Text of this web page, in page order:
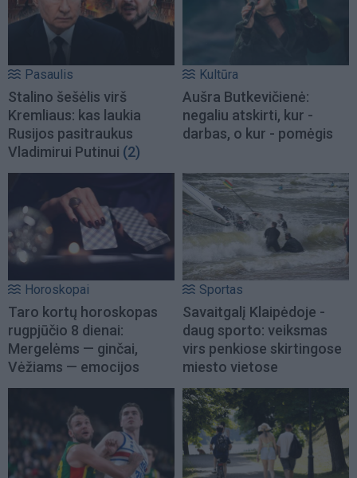
Pasaulis
Stalino šešėlis virš
Kremliaus: kas laukia
Rusijos pasitraukus
Vladimirui Putinui (2)
Kultūra
Aušra Butkevičienė:
negaliu atskirti, kur -
darbas, o kur - pomėgis
Horoskopai
Taro kortų horoskopas
rugpjūčio 8 dienai:
Mergelėms — ginčai,
Vėžiams — emocijos
Sportas
Savaitgalį Klaipėdoje -
daug sporto: veiksmas
virs penkiose skirtingose
miesto vietose